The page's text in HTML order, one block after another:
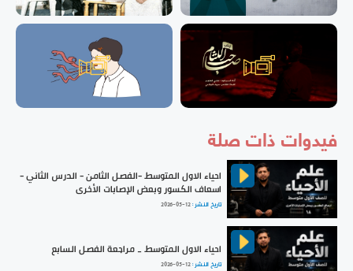
فيدوات ذات صلة
احياء الاول المتوسط -الفصل الثامن - الدرس الثاني -
اسعاف الكسور وبعض الإصابات الأخرى
تاريخ النشر :2026-05-12
احياء الاول المتوسط _ مراجعة الفصل السابع
تاريخ النشر :2026-05-12